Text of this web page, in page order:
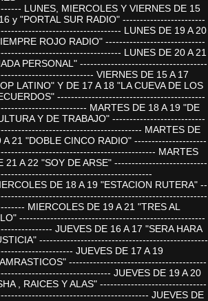
LUNES, MIERCOLES Y VIERNES DE 15
y "PORTAL SUR RADIO" ------------------------
LUNES DE 19 A 20
ROJO RADIO" -----------------------------
LUNES DE 20 A 21
PERSONAL" -------------------------------------
VIERNES DE 15 A 17
LATINO" Y DE 17 A 18 "LA CUEVA DE LOS
-------------------------------------------
MARTES DE 18 A 19 "DE
Y DE TRABAJO" ---------------------------
MARTES DE
A 21 "DOBLE CINCO RADIO" ---------------------
MARTES
21 A 22 "SOY DE ARSE" ---------------------------
DE 18 A 19 "ESTACION RUTERA" --
MIERCOLES DE 19 A 21 "TRES AL
------------------------------------------------------
JUEVES DE 16 A 17 "SERA HARA
-------------------------------------------------
JUEVES DE 17 A 19
----------------------------------------
JUEVES DE 19 A 20
, RAICES Y ALAS" -------------------------------
JUEVES DE